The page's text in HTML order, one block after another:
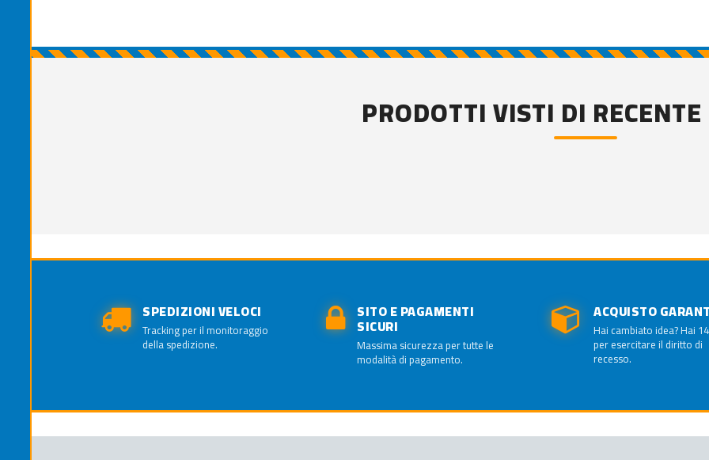
PRODOTTI VISTI DI RECENTE
SPEDIZIONI VELOCI
Tracking per il monitoraggio
della spedizione.
SITO E PAGAMENTI
SICURI
Massima sicurezza per tutte le
modalità di pagamento.
ACQUISTO
Hai cambiato idea? Hai
per esercitare il diritto di
recesso.